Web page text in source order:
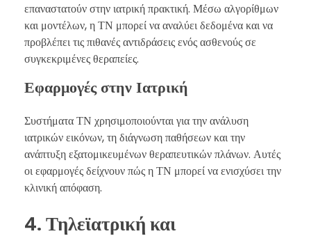
επαναστατούν στην ιατρική πρακτική. Μέσω αλγορίθμων
και μοντέλων, η ΤΝ μπορεί να αναλύει δεδομένα και να
προβλέπει τις πιθανές αντιδράσεις ενός ασθενούς σε
συγκεκριμένες θεραπείες.
Εφαρμογές στην Ιατρική
Συστήματα ΤΝ χρησιμοποιούνται για την ανάλυση
ιατρικών εικόνων, τη διάγνωση παθήσεων και την
ανάπτυξη εξατομικευμένων θεραπευτικών πλάνων. Αυτές
οι εφαρμογές δείχνουν πώς η ΤΝ μπορεί να ενισχύσει την
κλινική απόφαση.
4. Τηλεϊατρική και